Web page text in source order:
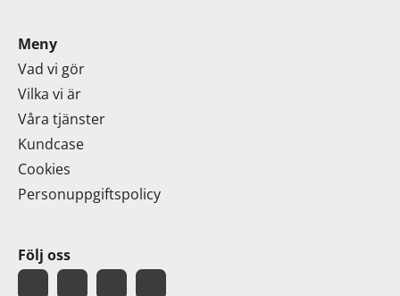
Meny
Vad vi gör
Vilka vi är
Våra tjänster
Kundcase
Cookies
Personuppgiftspolicy
Följ oss